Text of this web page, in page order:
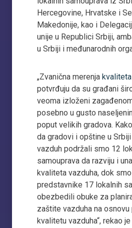
Hercegovine, Hrvatske i
Makedonije, kao i
unije u Republici Srbiji,
u Srbiji i međunarodnih
„Zvanična merenja
potvrđuju da su građani
veoma izloženi
posebno u gusto
poput velikih gradova.
da gradovi i opštine u
vazduh podržali smo 12
samouprava da razviju i
kvaliteta vazduha, dok
predstavnike 17 lokalnih
obezbedili obuke za
zaštite vazduha na osnovu
kvalitetu vazduha“, rekao